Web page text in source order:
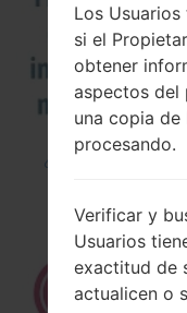
¿Cómo
Los
si el
obtener
aspectos del
una copia de
procesando.
Verificar y
Usuarios
exactitud de
actualicen o